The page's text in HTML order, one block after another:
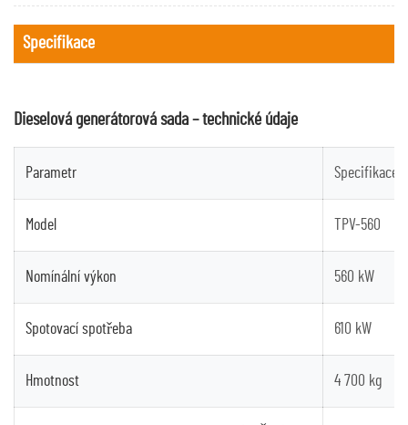
Specifikace
Dieselová generátorová sada – technické údaje
Parametr Specifikace
Model TPV-560
Nomínální výkon 560 kW
Spotovací spotřeba 610 kW
Hmotnost 4 700 kg